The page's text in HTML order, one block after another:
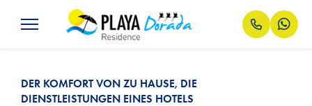
DER KOMFORT VON ZU HAUSE, DIE
DIENSTLEISTUNGEN EINES HOTELS